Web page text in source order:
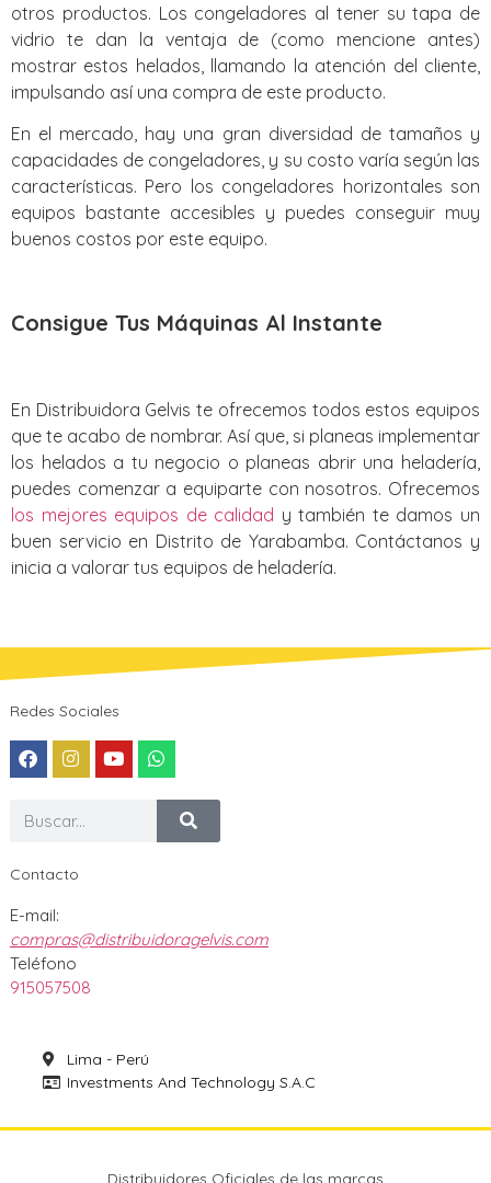
otros productos. Los congeladores al tener su tapa de
vidrio te dan la ventaja de (como mencione antes)
mostrar estos helados, llamando la atención del cliente,
impulsando así una compra de este producto.
En el mercado, hay una gran diversidad de tamaños y
capacidades de congeladores, y su costo varía según las
características. Pero los congeladores horizontales son
equipos bastante accesibles y puedes conseguir muy
buenos costos por este equipo.
Consigue Tus Máquinas Al Instante
En Distribuidora Gelvis te ofrecemos todos estos equipos
que te acabo de nombrar. Así que, si planeas implementar
los helados a tu negocio o planeas abrir una heladería,
puedes comenzar a equiparte con nosotros. Ofrecemos
los mejores equipos de calidad y también te damos un
buen servicio en Distrito de Yarabamba. Contáctanos y
inicia a valorar tus equipos de heladería.
Redes Sociales
Contacto
E-mail:
compras@distribuidoragelvis.com
Teléfono
915057508
Lima - Perú
Investments And Technology S.A.C
Distribuidores Oficiales de las marcas